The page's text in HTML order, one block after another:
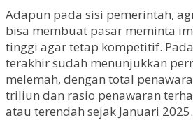
Adapun pada sisi pemerintah,
bisa membuat pasar meminta
tinggi agar tetap kompetitif.
terakhir sudah menunjukkan
melemah, dengan total
triliun dan rasio penawaran
atau terendah sejak Januari 2025.